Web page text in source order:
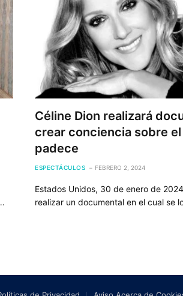
Céline Dion realizará
crear conciencia sobre
padece
ESPECTÁCULOS FEBRERO 2, 2024
Estados Unidos, 30 de enero de
realizar un documental en el cual se